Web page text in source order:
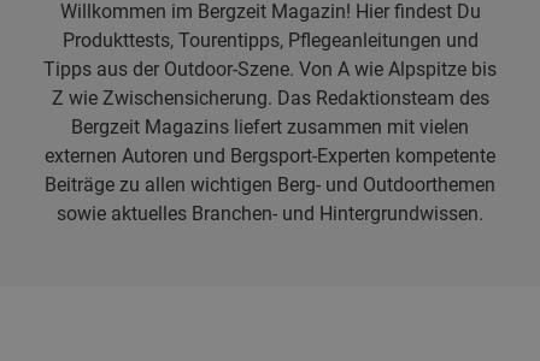
Willkommen im Bergzeit Magazin! Hier findest Du
Produkttests, Tourentipps, Pflegeanleitungen und
Tipps aus der Outdoor-Szene. Von A wie Alpspitze bis
Z wie Zwischensicherung. Das Redaktionsteam des
Bergzeit Magazins liefert zusammen mit vielen
externen Autoren und Bergsport-Experten kompetente
Beiträge zu allen wichtigen Berg- und Outdoorthemen
sowie aktuelles Branchen- und Hintergrundwissen.